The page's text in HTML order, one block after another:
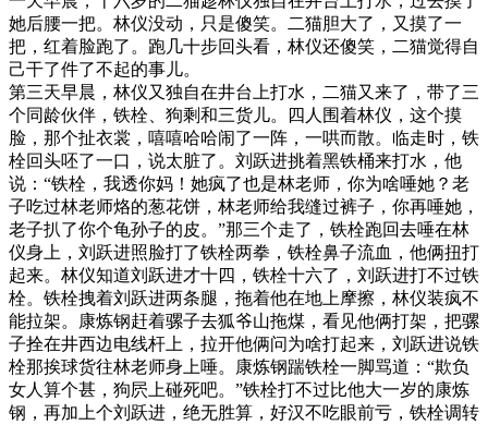
她后腰一把。林仪没动，只是傻笑。二猫胆大了，又摸了一
把，红着脸跑了。跑几十步回头看，林仪还傻笑，二猫觉得自
己干了件了不起的事儿。
第三天早晨，林仪又独自在井台上打水，二猫又来了，带了三
个同龄伙伴，铁栓、狗剩和三货儿。四人围着林仪，这个摸
脸，那个扯衣裳，嘻嘻哈哈闹了一阵，一哄而散。临走时，铁
栓回头呸了一口，说太脏了。刘跃进挑着黑铁桶来打水，他
说：“铁栓，我透你妈！她疯了也是林老师，你为啥唾她？老
子吃过林老师烙的葱花饼，林老师给我缝过裤子，你再唾她，
老子扒了你个龟孙子的皮。”那三个走了，铁栓跑回去唾在林
仪身上，刘跃进照脸打了铁栓两拳，铁栓鼻子流血，他俩扭打
起来。林仪知道刘跃进才十四，铁栓十六了，刘跃进打不过铁
栓。铁栓拽着刘跃进两条腿，拖着他在地上摩擦，林仪装疯不
能拉架。康炼钢赶着骡子去狐爷山拖煤，看见他俩打架，把骡
子拴在井西边电线杆上，拉开他俩问为啥打起来，刘跃进说铁
栓那挨球货往林老师身上唾。康炼钢踹铁栓一脚骂道：“欺负
女人算个甚，狗屄上碰死吧。”铁栓打不过比他大一岁的康炼
钢，再加上个刘跃进，绝无胜算，好汉不吃眼前亏，铁栓调转